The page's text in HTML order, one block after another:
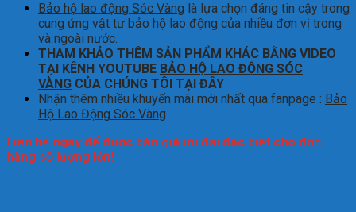
Bảo hộ lao động Sóc Vàng là lựa chọn đáng tin cậy trong
cung ứng vật tư bảo hộ lao động của nhiều đơn vị trong
và ngoài nước.
THAM KHẢO THÊM SẢN PHẨM KHÁC BẰNG VIDEO
TẠI KÊNH YOUTUBE BẢO HỘ LAO ĐỘNG SÓC
VÀNG CỦA CHÚNG TÔI TẠI ĐÂY
Nhận thêm nhiều khuyến mãi mới nhất qua fanpage : Bảo
Hộ Lao Động Sóc Vàng
Liên hệ ngay để được báo giá ưu đãi đặc biệt cho đơn
hàng số lượng lớn!